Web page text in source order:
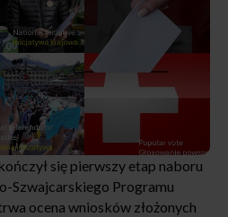
się pierwszy etap naboru
Szwajcarskiego Programu
ocena wniosków złożonych